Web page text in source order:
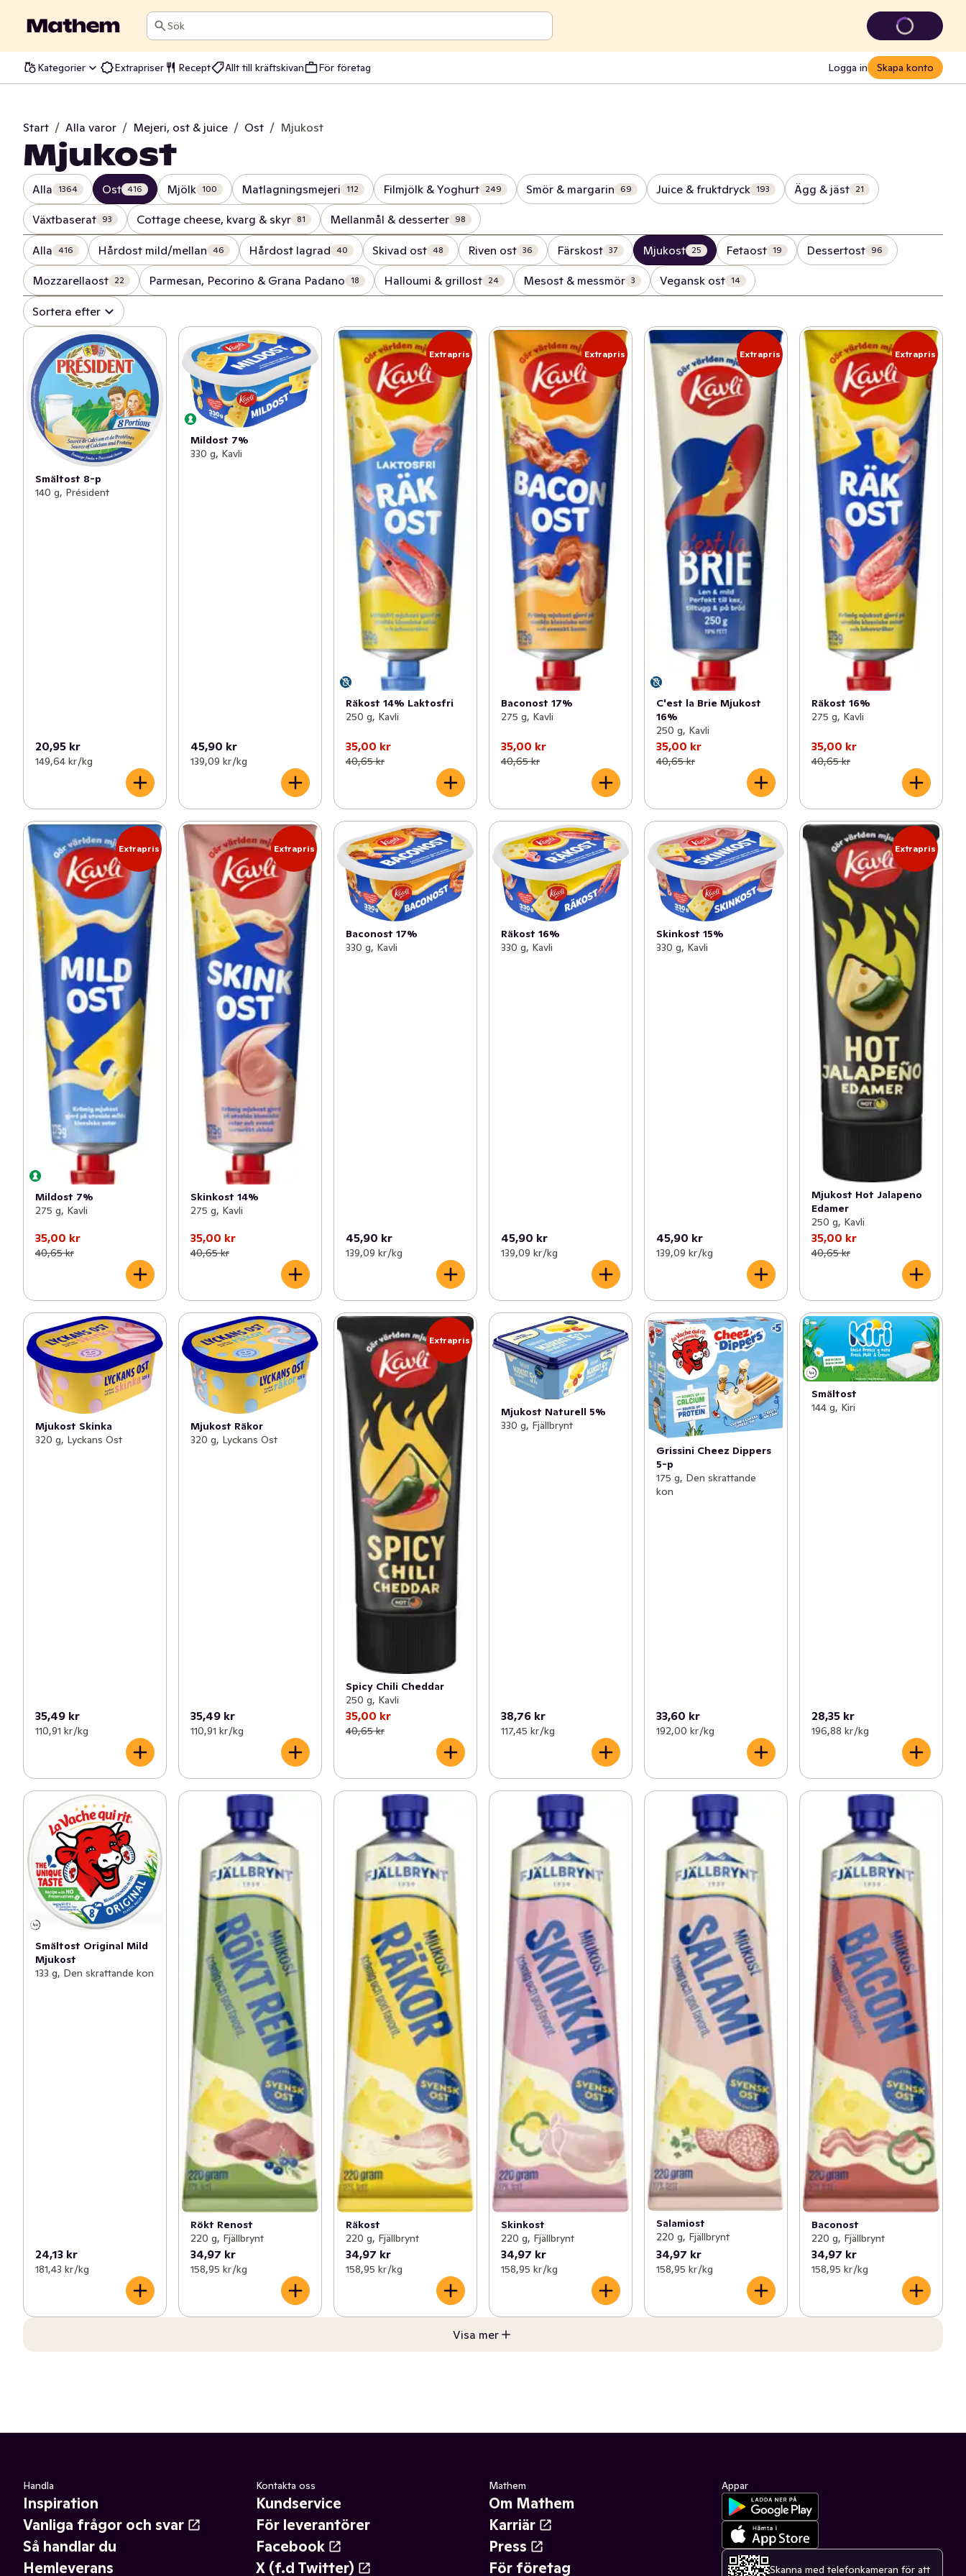
Sök
Kategorier Extrapriser Recept Allt till kräftskivan För företag Logga in Skapa konto
Start / Alla varor / Mejeri, ost & juice / Ost / Mjukost
Mjukost
Alla 1364 Ost 416 Mjölk 100 Matlagningsmejeri 112 Filmjölk & Yoghurt 249 Smör & margarin 69 Juice & fruktdryck 193 Ägg & jäst 21
Växtbaserat 93 Cottage cheese, kvarg & skyr 81 Mellanmål & desserter 98
Alla 416 Hårdost mild/mellan 46 Hårdost lagrad 40 Skivad ost 48 Riven ost 36 Färskost 37 Mjukost 25 Fetaost 19 Dessertost 96
Mozzarellaost 22 Parmesan, Pecorino & Grana Padano 18 Halloumi & grillost 24 Mesost & messmör 3 Vegansk ost 14
Sortera efter
Smältost 8-p
140 g, Président
20,95 kr
149,64 kr /kg
Mildost 7%
330 g, Kavli
45,90 kr
139,09 kr /kg
Extrapris
Räkost 14% Laktosfri
250 g, Kavli
35,00 kr
40,65 kr
Extrapris
Baconost 17%
275 g, Kavli
35,00 kr
40,65 kr
Extrapris
C'est la Brie Mjukost
16%
250 g, Kavli
35,00 kr
40,65 kr
Extrapris
Räkost 16%
275 g, Kavli
35,00 kr
40,65 kr
Extrapris
Mildost 7%
275 g, Kavli
35,00 kr
40,65 kr
Extrapris
Skinkost 14%
275 g, Kavli
35,00 kr
40,65 kr
Baconost 17%
330 g, Kavli
45,90 kr
139,09 kr /kg
Räkost 16%
330 g, Kavli
45,90 kr
139,09 kr /kg
Skinkost 15%
330 g, Kavli
45,90 kr
139,09 kr /kg
Extrapris
Mjukost Hot Jalapeno
Edamer
250 g, Kavli
35,00 kr
40,65 kr
Mjukost Skinka
320 g, Lyckans Ost
35,49 kr
110,91 kr /kg
Mjukost Räkor
320 g, Lyckans Ost
35,49 kr
110,91 kr /kg
Extrapris
Spicy Chili Cheddar
250 g, Kavli
35,00 kr
40,65 kr
Mjukost Naturell 5%
330 g, Fjällbrynt
38,76 kr
117,45 kr /kg
Grissini Cheez Dippers
5-p
175 g, Den skrattande
kon
33,60 kr
192,00 kr /kg
Smältost
144 g, Kiri
28,35 kr
196,88 kr /kg
Smältost Original Mild
Mjukost
133 g, Den skrattande kon
24,13 kr
181,43 kr /kg
Rökt Renost
220 g, Fjällbrynt
34,97 kr
158,95 kr /kg
Räkost
220 g, Fjällbrynt
34,97 kr
158,95 kr /kg
Skinkost
220 g, Fjällbrynt
34,97 kr
158,95 kr /kg
Salamiost
220 g, Fjällbrynt
34,97 kr
158,95 kr /kg
Baconost
220 g, Fjällbrynt
34,97 kr
158,95 kr /kg
Visa mer
Handla
Inspiration
Vanliga frågor och svar
Så handlar du
Hemleverans
Kontakta oss
Kundservice
För leverantörer
Facebook
X (f.d Twitter)
Mathem
Om Mathem
Karriär
Press
För företag
Appar
Skanna med telefonkameran för att